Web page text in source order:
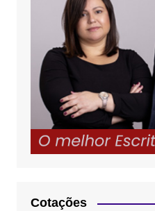
Cotações